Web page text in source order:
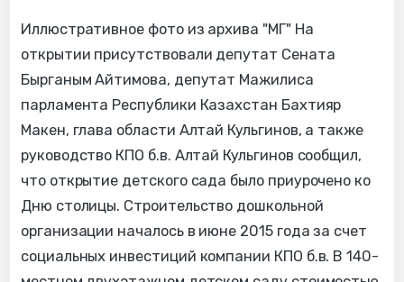
Иллюстративное фото из архива "МГ" На
открытии присутствовали депутат Сената
Бырганым Айтимова, депутат Мажилиса
парламента Республики Казахстан Бахтияр
Макен, глава области Алтай Кульгинов, а также
руководство КПО б.в. Алтай Кульгинов сообщил,
что открытие детского сада было приурочено ко
Дню столицы. Строительство дошкольной
организации началось в июне 2015 года за счет
социальных инвестиций компании КПО б.в. В 140-